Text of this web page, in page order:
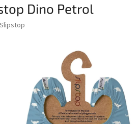
Dino Petrol
Slipstop